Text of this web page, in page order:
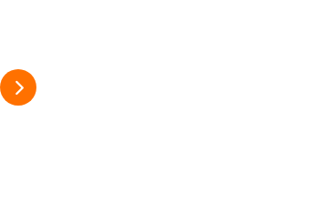
alles over asperges